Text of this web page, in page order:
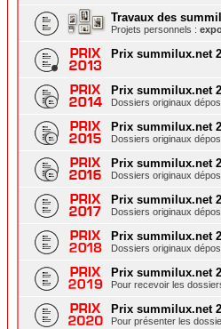
Travaux des
Projets personnels :
Prix summilux.net
Prix summilux.net
Dossiers originaux
Prix summilux.net
Dossiers originaux
Prix summilux.net
Dossiers originaux
Prix summilux.net
Dossiers originaux
Prix summilux.net
Dossiers originaux
Prix summilux.net
Pour recevoir les
Prix summilux.net
Pour présenter les